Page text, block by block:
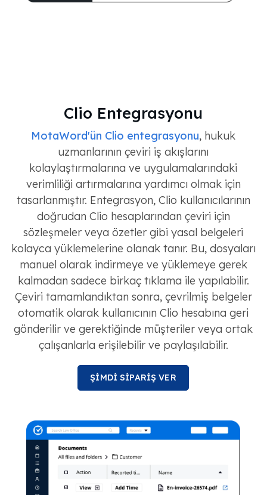
Clio Entegrasyonu
MotaWord'ün Clio entegrasyonu, hukuk
uzmanlarının çeviri iş akışlarını
kolaylaştırmalarına ve uygulamalarındaki
verimliliği artırmalarına yardımcı olmak için
tasarlanmıştır. Entegrasyon, Clio kullanıcılarının
doğrudan Clio hesaplarından çeviri için
sözleşmeler veya özetler gibi yasal belgeleri
kolayca yüklemelerine olanak tanır. Bu, dosyaları
manuel olarak indirmeye ve yüklemeye gerek
kalmadan sadece birkaç tıklama ile yapılabilir.
Çeviri tamamlandıktan sonra, çevrilmiş belgeler
otomatik olarak kullanıcının Clio hesabına geri
gönderilir ve gerektiğinde müşteriler veya ortak
çalışanlarla erişilebilir ve paylaşılabilir.
ŞİMDİ SİPARİŞ VER